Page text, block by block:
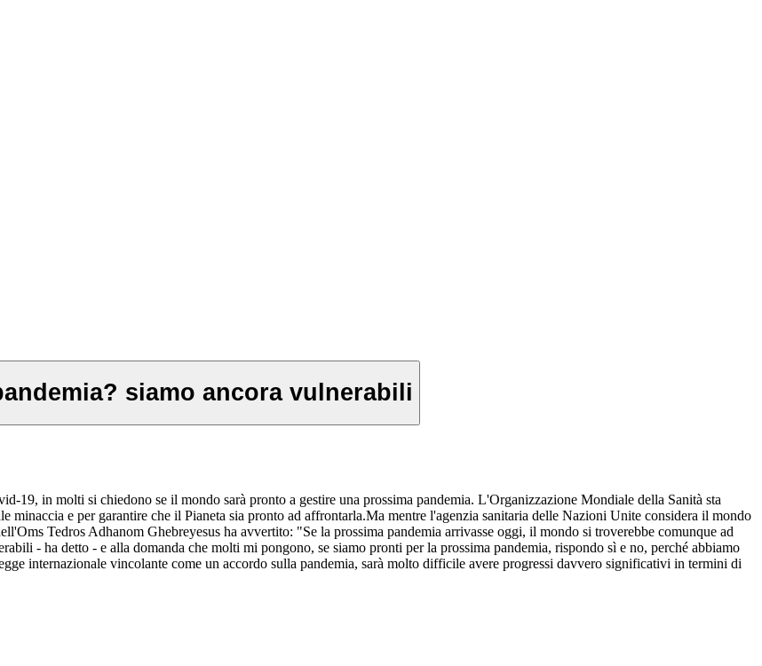
siamo ancora vulnerabili
19, in molti si chiedono se il mondo sarà pronto a gestire una prossima pandemia. L'Organizzazione Mondiale della Sanità sta
minaccia e per garantire che il Pianeta sia pronto ad affrontarla.Ma mentre l'agenzia sanitaria delle Nazioni Unite considera il mondo
Tedros Adhanom Ghebreyesus ha avvertito: "Se la prossima pandemia arrivasse oggi, il mondo si troverebbe comunque ad
- ha detto - e alla domanda che molti mi pongono, se siamo pronti per la prossima pandemia, rispondo sì e no, perché abbiamo
internazionale vincolante come un accordo sulla pandemia, sarà molto difficile avere progressi davvero significativi in termini di